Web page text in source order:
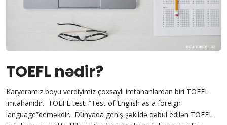
TOEFL nədir?
Karyeramız boyu verdiyimiz çoxsaylı imtahanlardan biri TOEFL
imtahanıdır. TOEFL testi “Test of English as a foreign
language”deməkdir. Dünyada geniş şəkildə qəbul edilən TOEFL